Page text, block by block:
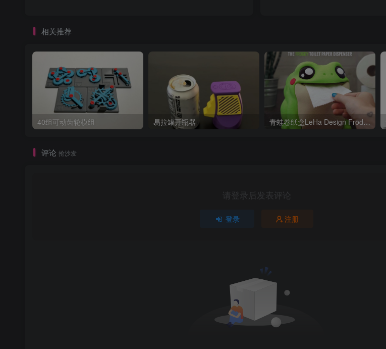
相关推荐
40组可动齿轮模组 易拉罐开瓶器 青蛙卷纸盒LeHa Design Frodrick the Toilet Paper Dispenser
评论 抢沙发
请登录后发表评论
登录 注册